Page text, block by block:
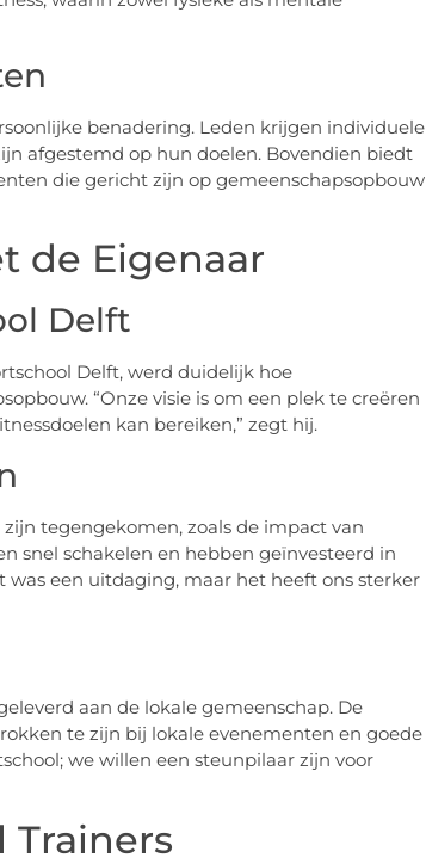
benadering. Leden krijgen individuele
afgestemd op hun doelen. Bovendien biedt
die gericht zijn op gemeenschapsopbouw
de Eigenaar
Delft
Delft, werd duidelijk hoe
“Onze visie is om een plek te creëren
kan bereiken,” zegt hij.
tegengekomen, zoals de impact van
snel schakelen en hebben geïnvesteerd in
was een uitdaging, maar het heeft ons sterker
aan de lokale gemeenschap. De
te zijn bij lokale evenementen en goede
we willen een steunpilaar zijn voor
Trainers